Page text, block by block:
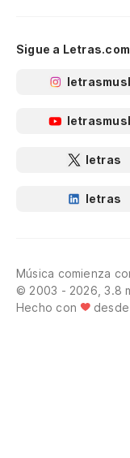
Sigue a Letras.com
letras
letras
Música comienza
© 2003 - 2026, 3.8
Hecho con